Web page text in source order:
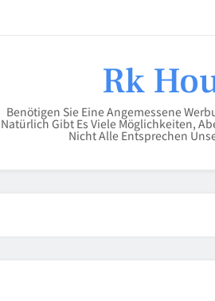
Rk
Benötigen Sie Eine Angemessene
Natürlich Gibt Es Viele Möglichkeiten,
Nicht Alle Entsprechen